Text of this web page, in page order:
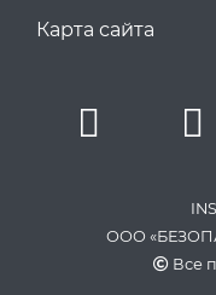
Карта сайта
ООО
Все